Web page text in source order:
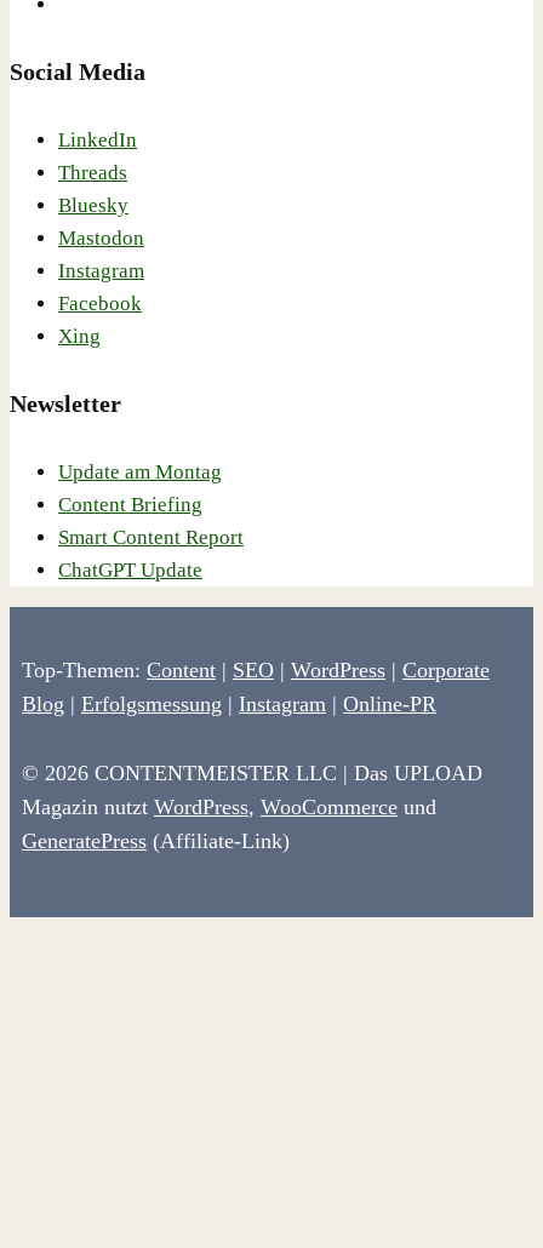
Social Media
LinkedIn
Threads
Bluesky
Mastodon
Instagram
Facebook
Xing
Newsletter
Update am Montag
Content Briefing
Smart Content Report
ChatGPT Update
Top-Themen: Content | SEO | WordPress | Corporate
Blog | Erfolgsmessung | Instagram | Online-PR
© 2026 CONTENTMEISTER LLC | Das UPLOAD
Magazin nutzt WordPress, WooCommerce und
GeneratePress (Affiliate-Link)